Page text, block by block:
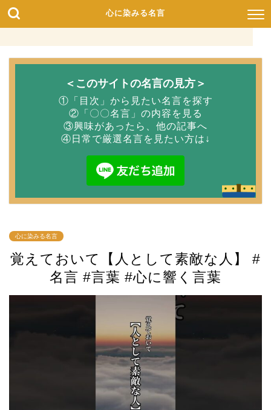
心に染みる名言
＜このサイトの名言の見方＞
①「目次」から見たい名言を探す
②「〇〇名言」の内容を見る
③興味があったら、他の記事へ
④日常で厳選名言を見たい方は↓
心に染みる名言
覚えておいて【人として素敵な人】 #
名言 #言葉 #心に響く言葉